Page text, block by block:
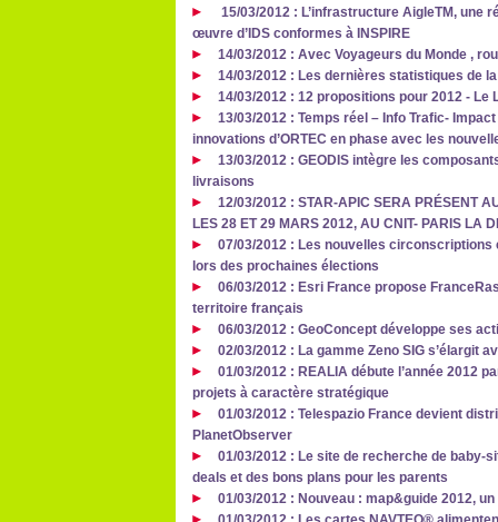
15/03/2012 : L’infrastructure AigleTM, une
œuvre d’IDS conformes à INSPIRE
14/03/2012 : Avec Voyageurs du Monde ,
14/03/2012 : Les dernières statistiques de
14/03/2012 : 12 propositions pour 2012 -
13/03/2012 : Temps réel – Info Trafic-
innovations d’ORTEC en phase avec les
13/03/2012 : GEODIS intègre les
livraisons
12/03/2012 : STAR-APIC SERA PRÉSENT
LES 28 ET 29 MARS 2012, AU CNIT- PARIS LA
07/03/2012 : Les nouvelles
lors des prochaines élections
06/03/2012 : Esri France propose
territoire français
06/03/2012 : GeoConcept développe ses
02/03/2012 : La gamme Zeno SIG s’élargit
01/03/2012 : REALIA débute l’année 2012
projets à caractère stratégique
01/03/2012 : Telespazio France devient
PlanetObserver
01/03/2012 : Le site de recherche de baby-
deals et des bons plans pour les parents
01/03/2012 : Nouveau : map&guide 2012,